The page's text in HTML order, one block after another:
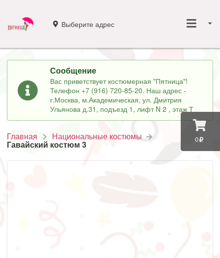
0
Выберите адрес
Сообщение
Вас приветствует костюмерная "Пятница"!
Телефон +7 (916) 720-85-20. Наш адрес -
г.Москва, м.Академическая, ул. Дмитрия
Ульянова д.31, подъезд 1, лифт N 2 , этаж Т
Главная Национальные костюмы
Гавайский костюм 3